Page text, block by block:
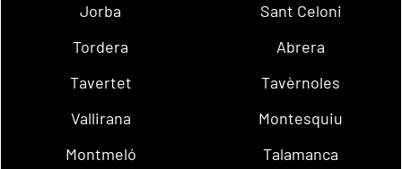
Jorba
Sant Celoni
Tordera
Abrera
Tavertet
Tavèrnoles
Vallirana
Montesquiu
Montmeló
Talamanca